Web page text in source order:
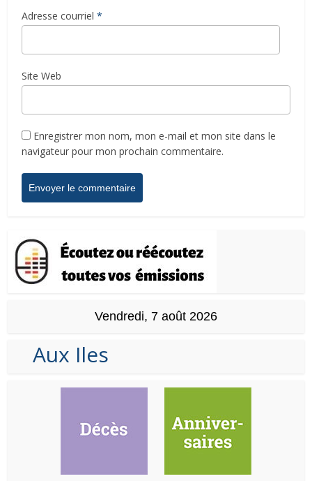
Adresse courriel *
Site Web
Enregistrer mon nom, mon e-mail et mon site dans le
navigateur pour mon prochain commentaire.
Vendredi, 7 août 2026
Aux Iles